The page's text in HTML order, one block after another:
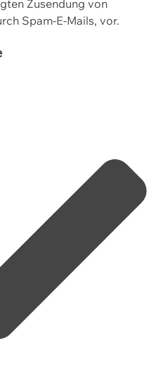
Zusendung von
Spam-E-Mails, vor.